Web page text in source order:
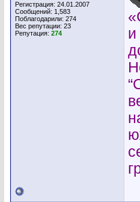
Регистрация: 24.01.2007
Сообщений: 1,583
Поблагодарили: 274
Вес репутации: 23
Репутация: 274
и